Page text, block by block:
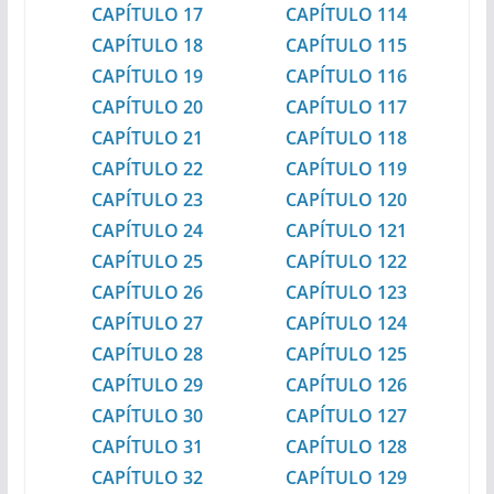
CAPÍTULO 17
CAPÍTULO 18
CAPÍTULO 19
CAPÍTULO 20
CAPÍTULO 21
CAPÍTULO 22
CAPÍTULO 23
CAPÍTULO 24
CAPÍTULO 25
CAPÍTULO 26
CAPÍTULO 27
CAPÍTULO 28
CAPÍTULO 29
CAPÍTULO 30
CAPÍTULO 31
CAPÍTULO 32
CAPÍTULO 114
CAPÍTULO 115
CAPÍTULO 116
CAPÍTULO 117
CAPÍTULO 118
CAPÍTULO 119
CAPÍTULO 120
CAPÍTULO 121
CAPÍTULO 122
CAPÍTULO 123
CAPÍTULO 124
CAPÍTULO 125
CAPÍTULO 126
CAPÍTULO 127
CAPÍTULO 128
CAPÍTULO 129